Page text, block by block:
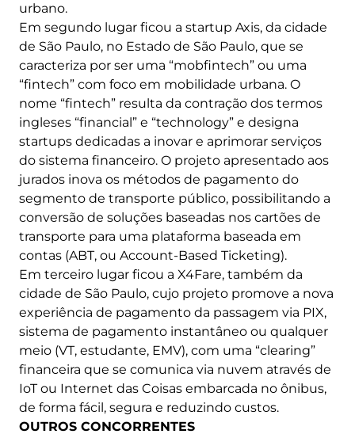
urbano.
Em segundo lugar ficou a startup Axis, da cidade
de São Paulo, no Estado de São Paulo, que se
caracteriza por ser uma “mobfintech” ou uma
“fintech” com foco em mobilidade urbana. O
nome “fintech” resulta da contração dos termos
ingleses “financial” e “technology” e designa
startups dedicadas a inovar e aprimorar serviços
do sistema financeiro. O projeto apresentado aos
jurados inova os métodos de pagamento do
segmento de transporte público, possibilitando a
conversão de soluções baseadas nos cartões de
transporte para uma plataforma baseada em
contas (ABT, ou Account-Based Ticketing).
Em terceiro lugar ficou a X4Fare, também da
cidade de São Paulo, cujo projeto promove a nova
experiência de pagamento da passagem via PIX,
sistema de pagamento instantâneo ou qualquer
meio (VT, estudante, EMV), com uma “clearing”
financeira que se comunica via nuvem através de
IoT ou Internet das Coisas embarcada no ônibus,
de forma fácil, segura e reduzindo custos.
OUTROS CONCORRENTES